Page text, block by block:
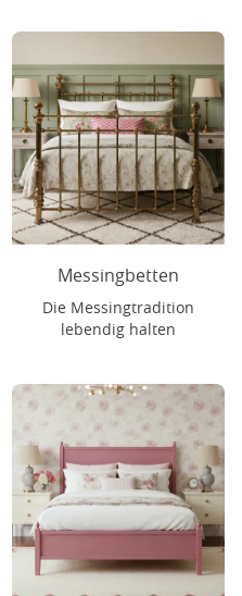
Messingbetten
Die Messingtradition
lebendig halten